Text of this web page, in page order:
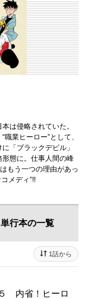
は侵略されていた。
業ヒーロー”として、
「ブラックデビル」
態に。仕事人間の峰
もう一つの理由があっ
メディ”!!
単行本の一覧
1話から
内省！ヒーロ